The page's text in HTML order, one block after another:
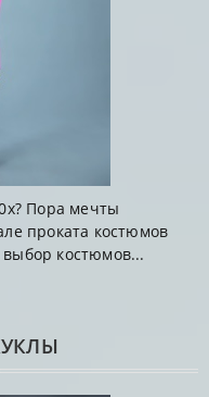
Пора мечты
проката костюмов
костюмов...